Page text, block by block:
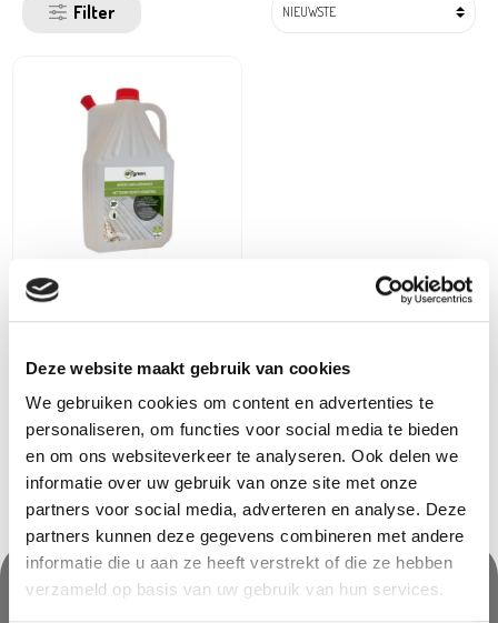
Deze website maakt gebruik van cookies
We gebruiken cookies om content en advertenties te
personaliseren, om functies voor social media te bieden
en om ons websiteverkeer te analyseren. Ook delen we
informatie over uw gebruik van onze site met onze
partners voor social media, adverteren en analyse. Deze
partners kunnen deze gegevens combineren met andere
informatie die u aan ze heeft verstrekt of die ze hebben
verzameld op basis van uw gebruik van hun services.
Filter
Oh'Green
€6,99